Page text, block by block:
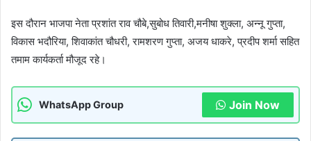
इस दौरान भाजपा नेता प्रशांत राव चौबे,सुबोध तिवारी,मनीषा शुक्ला, अन्नू गुप्ता,
विकास भदौरिया, शिवाकांत चौधरी, रामशरण गुप्ता, अजय धाकरे, प्रदीप शर्मा सहित
तमाम कार्यकर्ता मौजूद रहे।
WhatsApp Group Join Now